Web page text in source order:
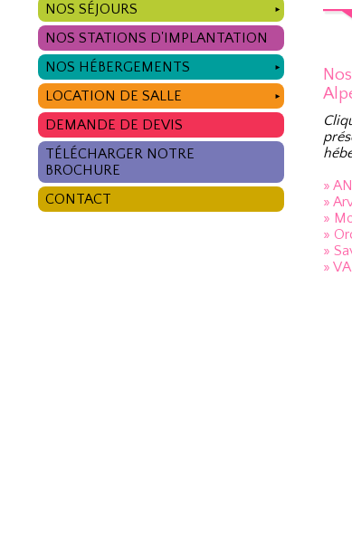
NOS SÉJOURS ►
NOS STATIONS D'IMPLANTATION
NOS HÉBERGEMENTS
►
LOCATION DE SALLE ►
DEMANDE DE DEVIS
TÉLÉCHARGER NOTRE
BROCHURE
CONTACT
»
»
»
»
»
»